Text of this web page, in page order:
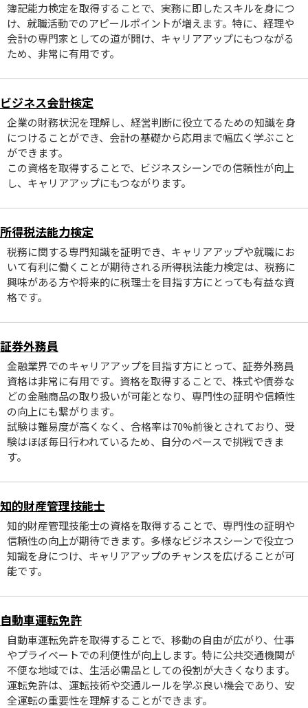
簿記能力検定を取得することで、実務に即したスキルを身につ
け、就職活動でのアピールポイントが増えます。特に、経理や
会計の専門家としての道が開け、キャリアアップにもつながる
ため、非常に有用です。
ビジネス会計検定
企業の財務状況を理解し、経営判断に役立てるための知識を身
につけることができ、会計の基礎から応用まで幅広く学ぶこと
ができます。
この資格を取得することで、ビジネスシーンでの信頼性が向上
し、キャリアアップにもつながります。
所得税法能力検定
税務に関する専門知識を証明でき、キャリアアップや就職にお
いて有利に働くことが期待される所得税法能力検定は、税務に
興味がある方や将来的に税理士を目指す方にとっても有益な資
格です。
証券外務員
金融業界でのキャリアアップを目指す方にとって、証券外務員
資格は非常に有用です。資格を取得することで、株式や債券な
どの金融商品の取り扱いが可能となり、専門性の証明や信頼性
の向上にも繋がります。
試験は難易度が高くなく、合格率は70%前後とされており、受
験はほぼ毎日行われているため、自分のペースで挑戦できま
す。
知的財産管理技能士
知的財産管理技能士の資格を取得することで、専門性の証明や
信頼性の向上が期待できます。多様なビジネスシーンで役立つ
知識を身につけ、キャリアアップのチャンスを広げることが可
能です。
自動車運転免許
自動車運転免許を取得することで、移動の自由が広がり、仕事
やプライベートでの利便性が向上します。特に公共交通機関が
不便な地域では、生活必需品としての役割が大きくなります。
運転免許は、運転技術や交通ルールを学ぶ良い機会であり、安
全運転の重要性を理解することができます。